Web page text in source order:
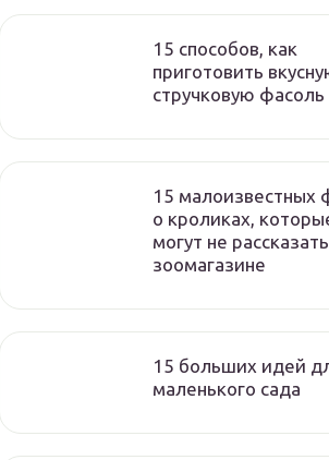
15 способов, как
приготовить
стручковую фасоль
15 малоизвестных
о кроликах,
могут не
зоомагазине
15 больших идей
маленького сада